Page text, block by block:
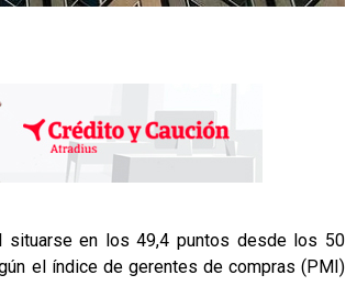
situarse en los 49,4 puntos desde los 50
el índice de gerentes de compras (PMI)